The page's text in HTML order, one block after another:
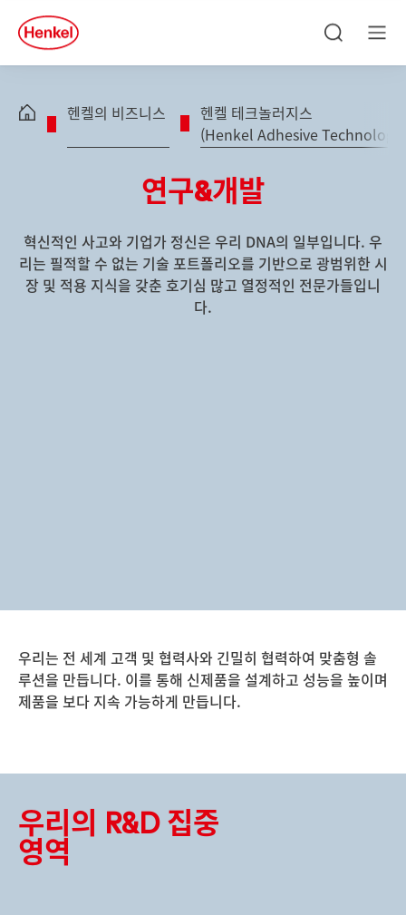
Skip to main content
Skip to footer
quick
search
헨켈의 비즈니스
헨켈 테크놀러지스
(Henkel Adhesive
연구&개발
혁신적인 사고와 기업가 정신은 우리 DNA의 일부입니다. 우
리는 필적할 수 없는 기술 포트폴리오를 기반으로 광범위한 시
장 및 적용 지식을 갖춘 호기심 많고 열정적인 전문가들입니
다.
우리는 전 세계 고객 및 협력사와 긴밀히 협력하여 맞춤형 솔
루션을 만듭니다. 이를 통해 신제품을 설계하고 성능을 높이며
제품을 보다 지속 가능하게 만듭니다.
우리의 R&D 집중
영역